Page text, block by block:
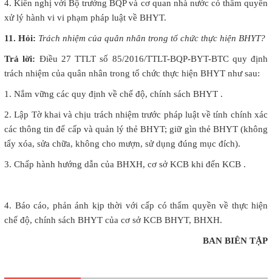
4. Kiến nghị với Bộ trưởng BQP và cơ quan nhà nước có thẩm quyền
xử lý hành vi vi phạm pháp luật về BHYT.
11. Hỏi: Trách nhiệm của quân nhân trong tổ chức thực hiện BHYT?
Trả lời: Điều 27 TTLT số 85/2016/TTLT-BQP-BYT-BTC quy định
trách nhiệm của quân nhân trong tổ chức thực hiện BHYT như sau:
1. Nắm vững các quy định về chế độ, chính sách BHYT .
2. Lập Tờ khai và chịu trách nhiệm trước pháp luật về tính chính xác
các thông tin để cấp và quản lý thẻ BHYT; giữ gìn thẻ BHYT (không
tẩy xóa, sửa chữa, không cho mượn, sử dụng đúng mục đích).
3. Chấp hành hướng dẫn của BHXH, cơ sở KCB khi đến KCB .
4. Báo cáo, phản ánh kịp thời với cấp có thẩm quyền về thực hiện
chế độ, chính sách BHYT của cơ sở KCB BHYT, BHXH.
BAN BIÊN TẬP